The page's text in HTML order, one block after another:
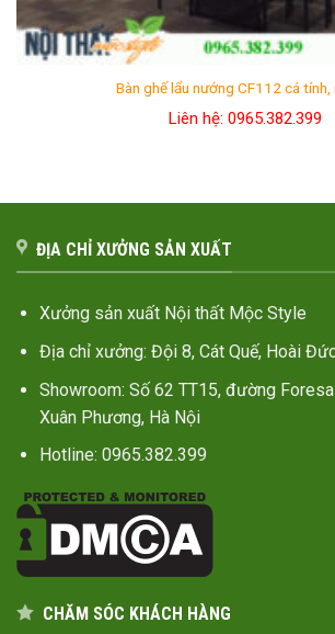
Bàn ghế lẩu nướng CF112 cá tính,
Liên hệ: 0965.382.399
ĐỊA CHỈ XƯỞNG SẢN XUẤT
Xưởng sản xuất Nội thất Mộc Style
Địa chỉ xưởng: Đội 8, Cát Quế, Hoài
Showroom: Số 62 TT15, đường
Xuân Phương, Hà Nội
Hotline: 0965.382.399
CHĂM SÓC KHÁCH HÀNG